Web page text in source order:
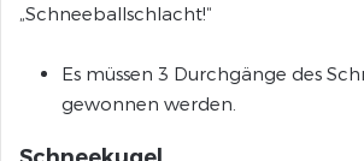
„Schneeballschlacht!“
Es müssen 3 Durchgänge des
gewonnen werden.